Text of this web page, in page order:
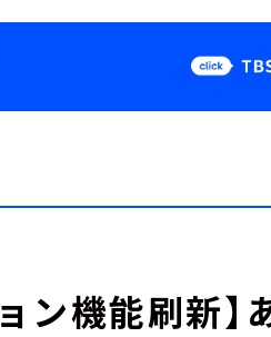
Podcast
ン機能刷新】